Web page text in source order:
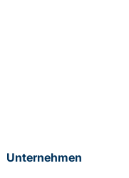
Unternehmen